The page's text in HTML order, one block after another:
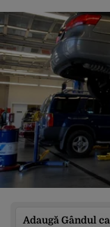
Adaugă Gândul ca